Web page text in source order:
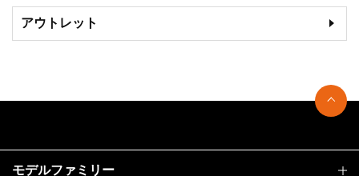
アウトレット
モデルファミリー